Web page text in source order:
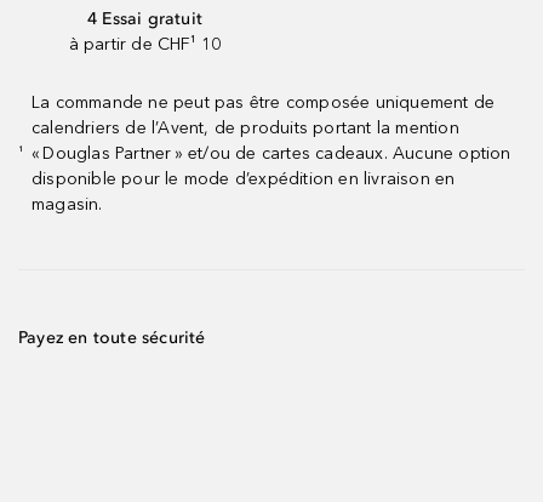
4 Essai gratuit
à partir de CHF¹ 10
¹
La commande ne peut pas être composée uniquement de
calendriers de l’Avent, de produits portant la mention
« Douglas Partner » et/ou de cartes cadeaux. Aucune option
disponible pour le mode d’expédition en livraison en
magasin.
Payez en toute sécurité